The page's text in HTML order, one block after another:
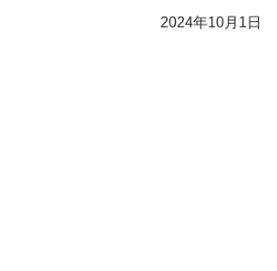
2024年10月1日